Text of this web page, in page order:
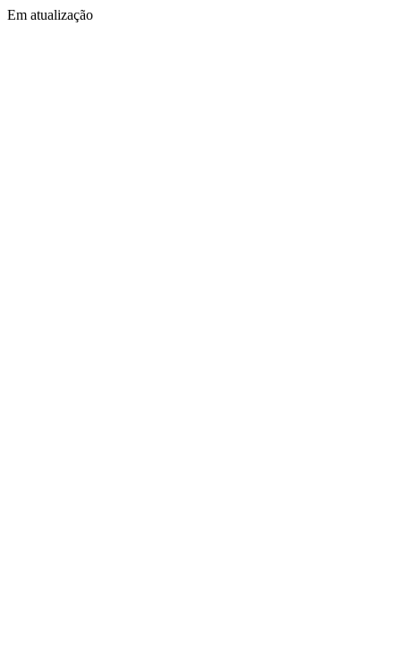
Em atualização